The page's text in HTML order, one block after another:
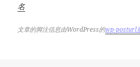
名
文章的脚注信息由WordPress的wp-posturl